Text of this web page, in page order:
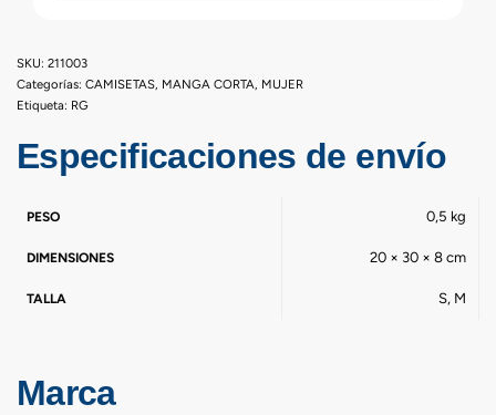
211003
Categorías: CAMISETAS, MANGA CORTA, MUJER
Etiqueta: RG
Especificaciones de envío
PESO 0,5 kg
DIMENSIONES 20 × 30 × 8 cm
TALLA S, M
Marca